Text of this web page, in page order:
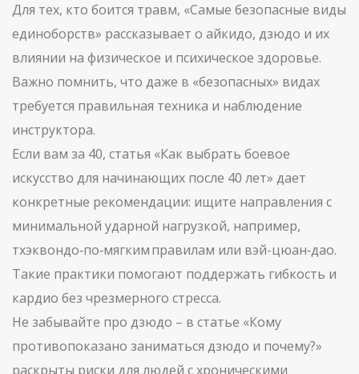
Для тех, кто боится травм, «Самые безопасные виды
единоборств» рассказывает о айкидо, дзюдо и их
влиянии на физическое и психическое здоровье.
Важно помнить, что даже в «безопасных» видах
требуется правильная техника и наблюдение
инструктора.
Если вам за 40, статья «Как выбрать боевое
искусство для начинающих после 40 лет» дает
конкретные рекомендации: ищите направления с
минимальной ударной нагрузкой, например,
тхэквондо‑по‑мягким правилам или вэй-цюан‑дао.
Такие практики помогают поддержать гибкость и
кардио без чрезмерного стресса.
Не забывайте про дзюдо – в статье «Кому
противопоказано заниматься дзюдо и почему?»
раскрыты риски для людей с хроническими